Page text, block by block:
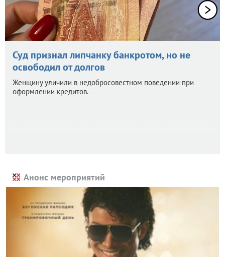
Суд признал липчанку банкротом, но не
освободил от долгов
Женщину уличили в недобросовестном поведении при
оформлении кредитов.
Анонс мероприятий